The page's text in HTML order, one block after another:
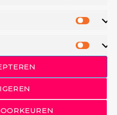
add_shopping_cart
add_shopping_cart
add_shopping_cart